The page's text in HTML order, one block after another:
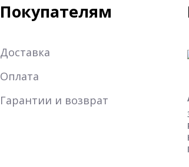
Покупателям
Доставка
Оплата
Гарантии и возврат